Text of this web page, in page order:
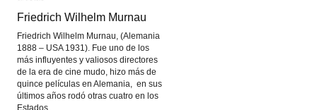
Friedrich Wilhelm Murnau
Friedrich Wilhelm Murnau, (Alemania
1888 – USA 1931). Fue uno de los
más influyentes y valiosos directores
de la era de cine mudo, hizo más de
quince películas en Alemania, en sus
últimos años rodó otras cuatro en los
Estados
Friedrich Wilhelm Murnau